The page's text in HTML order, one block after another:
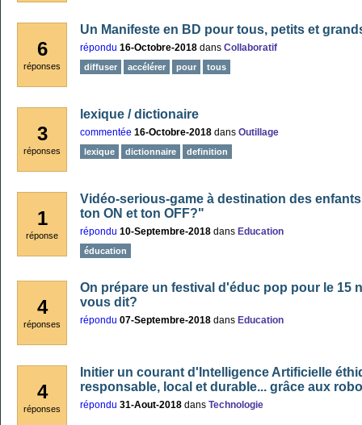
6
réponses
Un Manifeste en BD pour tous, petits et
répondu 16-Octobre-2018 dans Collaboratif
diffuser accélérer pour tous
3
réponses
lexique / dictionaire
commentée 16-Octobre-2018 dans Outillage
lexique dictionnaire definition
1
réponse
Vidéo-serious-game à destination des
ton ON et ton OFF?"
répondu 10-Septembre-2018 dans Education
éducation
4
réponses
On prépare un festival d'éduc pop pour le 15
vous dit?
répondu 07-Septembre-2018 dans Education
4
réponses
Initier un courant d'Intelligence Artificielle
responsable, local et durable... grâce aux
répondu 31-Aout-2018 dans Technologie